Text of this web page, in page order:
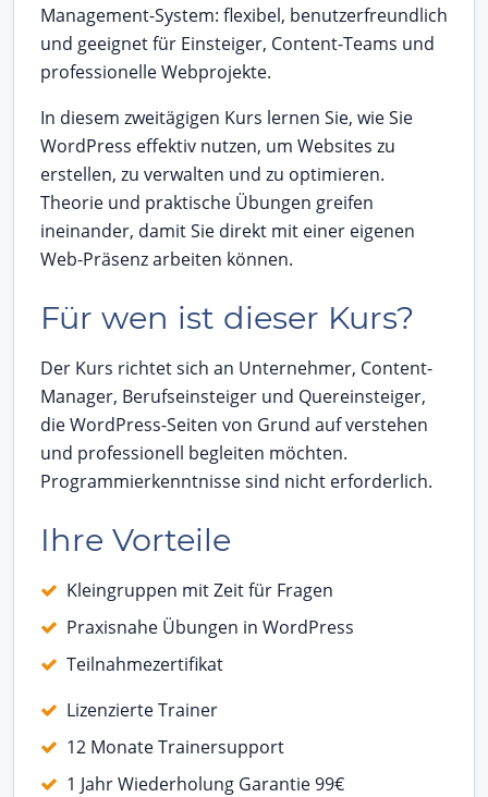
Management-System: flexibel, benutzerfreundlich
und geeignet für Einsteiger, Content-Teams und
professionelle Webprojekte.
In diesem zweitägigen Kurs lernen Sie, wie Sie
WordPress effektiv nutzen, um Websites zu
erstellen, zu verwalten und zu optimieren.
Theorie und praktische Übungen greifen
ineinander, damit Sie direkt mit einer eigenen
Web-Präsenz arbeiten können.
Für wen ist dieser Kurs?
Der Kurs richtet sich an Unternehmer, Content-
Manager, Berufseinsteiger und Quereinsteiger,
die WordPress-Seiten von Grund auf verstehen
und professionell begleiten möchten.
Programmierkenntnisse sind nicht erforderlich.
Ihre Vorteile
Kleingruppen mit Zeit für Fragen
Praxisnahe Übungen in WordPress
Teilnahmezertifikat
Lizenzierte Trainer
12 Monate Trainersupport
1 Jahr Wiederholung Garantie 99€